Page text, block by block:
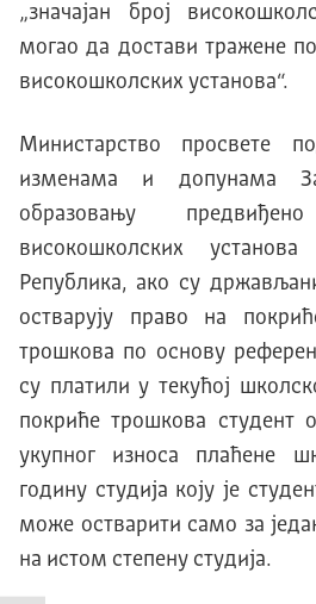
„значајан број
могао да достави тражене
високошколских установа“.
Министарство просвете
изменама и допунама
образовању
високошколских
Република, ако су
остварују право на
трошкова по основу
су платили у текућој
покриће трошкова студент
укупног износа плаћене
годину студија коју је
може остварити само за
на истом степену студија.